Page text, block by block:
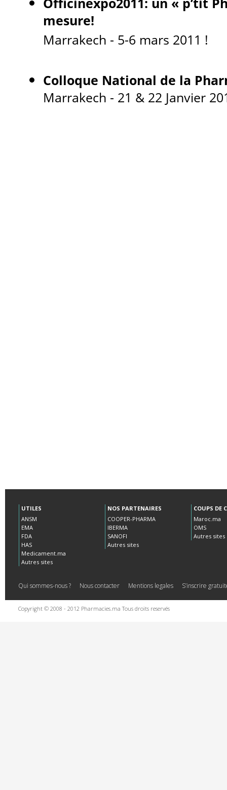
UTILES
ANSM
EMA
FDA
HAS
Medicament.ma
Autres sites
NOS PARTENAIRES
COOPER-PHARMA
IBERMA
SANOFI
Autres sites
COUPS DE
Maroc.ma
OMS
Autres sites
Qui sommes-nous ? Nous contacter Mentions legales S’inscrire
Copyright © 2008 - 2012 Pharmacies.ma Tous droits reservés